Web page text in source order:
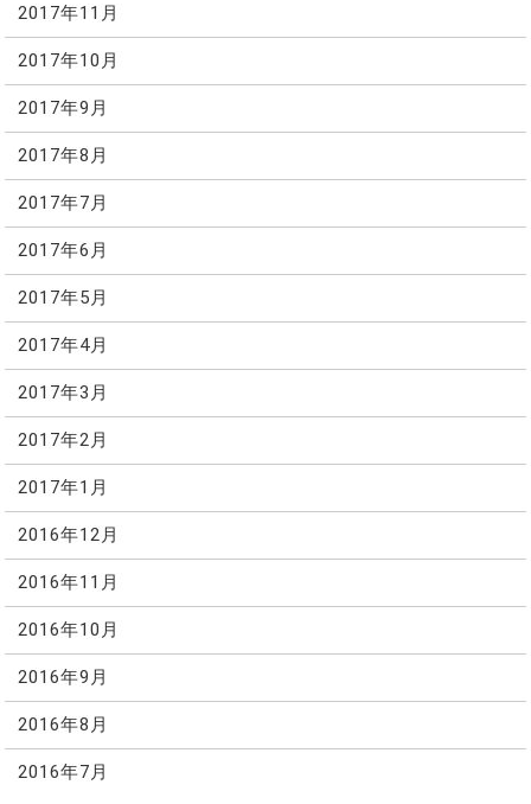
2017年11月
2017年10月
2017年9月
2017年8月
2017年7月
2017年6月
2017年5月
2017年4月
2017年3月
2017年2月
2017年1月
2016年12月
2016年11月
2016年10月
2016年9月
2016年8月
2016年7月